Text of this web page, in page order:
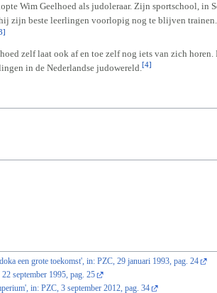
Wim Geelhoed als judoleraar. Zijn sportschool, in
zijn beste leerlingen voorlopig nog te blijven trainen.
zelf laat ook af en toe zelf nog iets van zich
in de Nederlandse judowereld.[4]
een grote toekomst', in: PZC, 29 januari 1993, pag. 24
september 1995, pag. 25
in: PZC, 3 september 2012, pag. 34